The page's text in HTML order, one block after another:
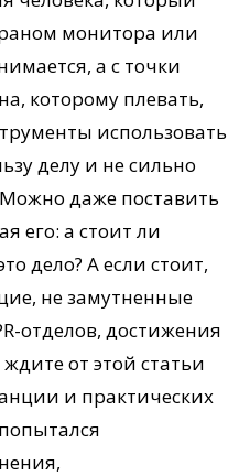
монитора или
а с точки
которому плевать,
использовать
делу и не сильно
даже поставить
его: а стоит ли
дело? А если стоит,
не замутненные
отделов, достижения
от этой статьи
и практических